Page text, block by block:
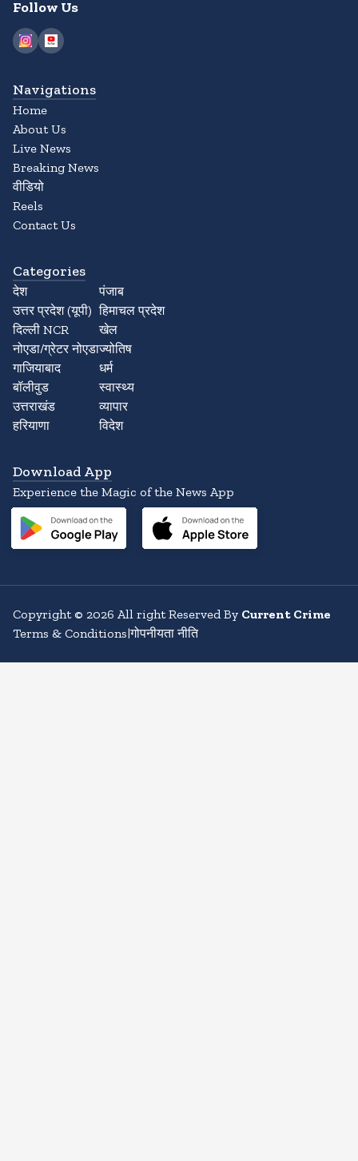
Follow Us
Navigations
Home
About Us
Live News
Breaking News
वीडियो
Reels
Contact Us
Categories
देश
उत्तर प्रदेश (यूपी)
दिल्ली NCR
नोएडा/ग्रेटर नोएडा
गाजियाबाद
बॉलीवुड
उत्तराखंड
हरियाणा
पंजाब
हिमाचल प्रदेश
खेल
ज्योतिष
धर्म
स्वास्थ्य
व्यापार
विदेश
Download App
Experience the Magic of the News App
Copyright© 2026 All right Reserved By Current Crime
Terms & Conditions|गोपनीयता नीति